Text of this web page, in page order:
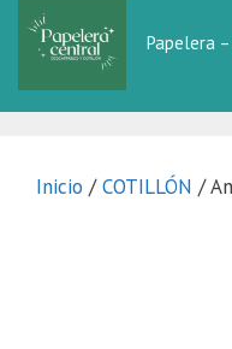
Papelera
Inicio /COTILLÓN /